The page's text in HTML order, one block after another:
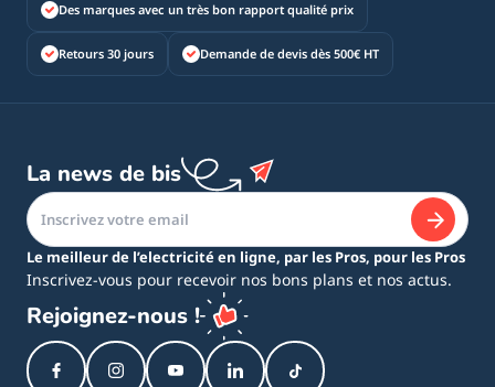
Des marques avec un très bon rapport qualité prix
Retours 30 jours Demande de devis dès 500€ HT
La news de bis
Le meilleur de l’electricité en ligne, par les Pros, pour les Pros
Inscrivez-vous pour recevoir nos bons plans et nos actus.
Rejoignez-nous !